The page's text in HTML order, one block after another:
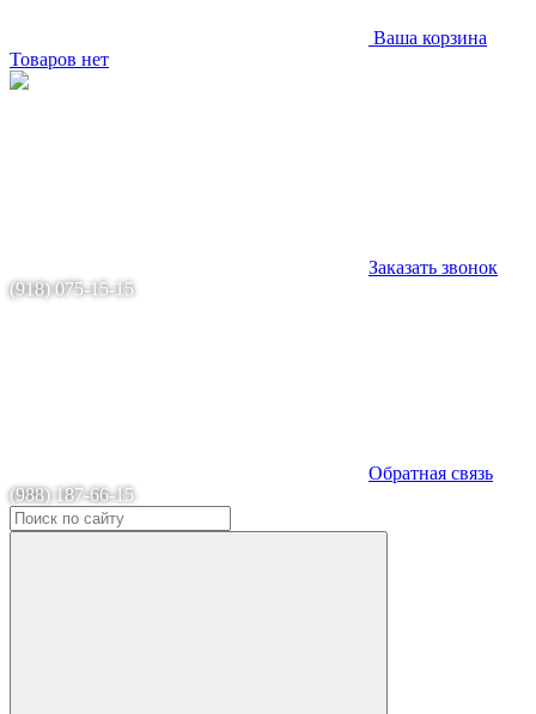
Ваша корзина
Товаров нет
Заказать звонок
(918) 075-15-15
Обратная связь
(988) 187-66-15